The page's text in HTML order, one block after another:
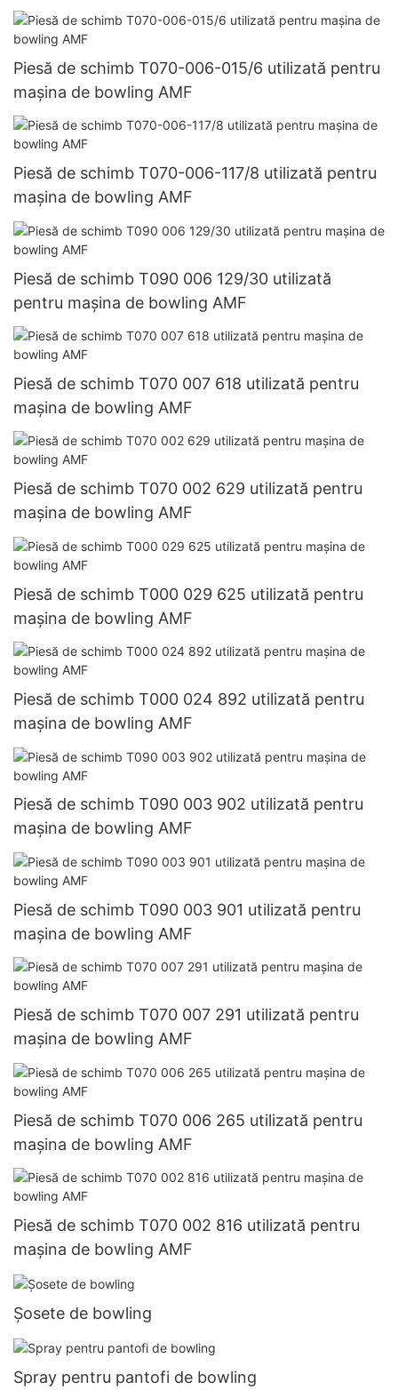
Piesă de schimb T070-006-015/6 utilizată pentru
mașina de bowling AMF
Piesă de schimb T070-006-117/8 utilizată pentru
mașina de bowling AMF
Piesă de schimb T090 006 129/30 utilizată
pentru mașina de bowling AMF
Piesă de schimb T070 007 618 utilizată pentru
mașina de bowling AMF
Piesă de schimb T070 002 629 utilizată pentru
mașina de bowling AMF
Piesă de schimb T000 029 625 utilizată pentru
mașina de bowling AMF
Piesă de schimb T000 024 892 utilizată pentru
mașina de bowling AMF
Piesă de schimb T090 003 902 utilizată pentru
mașina de bowling AMF
Piesă de schimb T090 003 901 utilizată pentru
mașina de bowling AMF
Piesă de schimb T070 007 291 utilizată pentru
mașina de bowling AMF
Piesă de schimb T070 006 265 utilizată pentru
mașina de bowling AMF
Piesă de schimb T070 002 816 utilizată pentru
mașina de bowling AMF
Șosete de bowling
Spray pentru pantofi de bowling